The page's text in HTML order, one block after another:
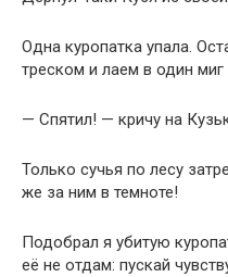
Одна куропатка упала.
треском и лаем в один миг
— Спятил! — кричу на
Только сучья по лесу
же за ним в темноте!
Подобрал я убитую
её не отдам: пускай